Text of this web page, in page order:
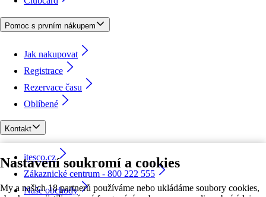
Nastavení soukromí a cookies
My a našich 18 partnerů používáme nebo ukládáme soubory cookies,
Pomoc s prvním nákupem
Jak nakupovat
Registrace
Rezervace času
Oblíbené
Kontakt
itesco.cz
Zákaznické centrum - 800 222 555
Naše obchody